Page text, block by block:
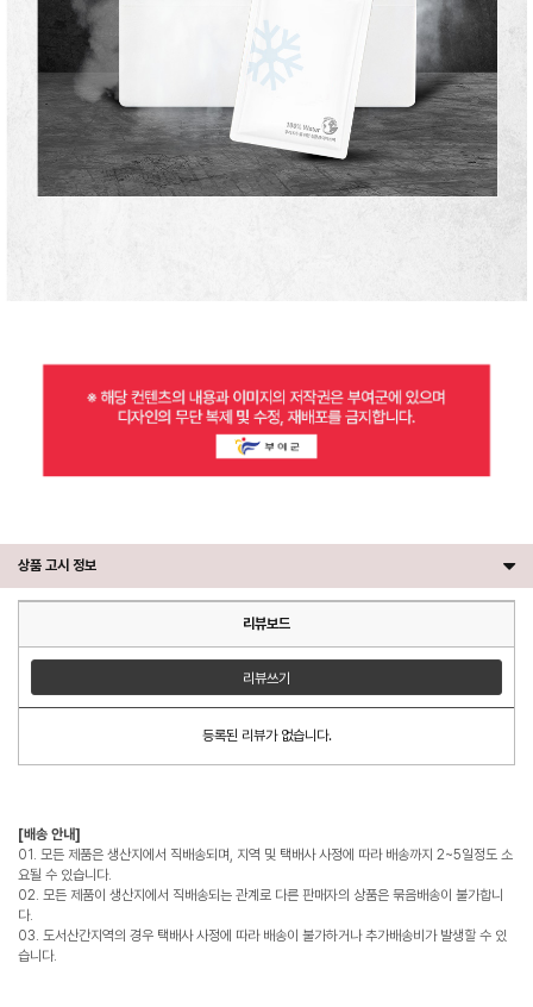
상품 고시 정보
리뷰보드
리뷰쓰기
등록된 리뷰가 없습니다.
[배송 안내]
01. 모든 제품은 생산지에서 직배송되며, 지역 및 택배사 사정에 따라 배송까지 2~5일정도 소
요될 수 있습니다.
02. 모든 제품이 생산지에서 직배송되는 관계로 다른 판매자의 상품은 묶음배송이 불가합니
다.
03. 도서산간지역의 경우 택배사 사정에 따라 배송이 불가하거나 추가배송비가 발생할 수 있
습니다.